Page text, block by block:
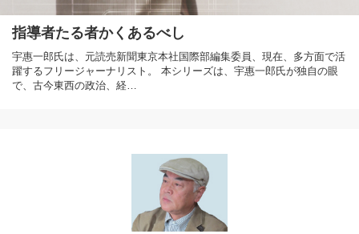
指導者たる者かくあるべし
宇惠一郎氏は、元読売新聞東京本社国際部編集委員、現在、多方面で活
躍するフリージャーナリスト。 本シリーズは、宇惠一郎氏が独自の眼
で、古今東西の政治、経…